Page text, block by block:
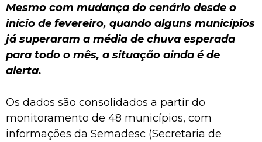
Mesmo com mudança do cenário desde o
início de fevereiro, quando alguns municípios
já superaram a média de chuva esperada
para todo o mês, a situação ainda é de
alerta.
Os dados são consolidados a partir do
monitoramento de 48 municípios, com
informações da Semadesc (Secretaria de